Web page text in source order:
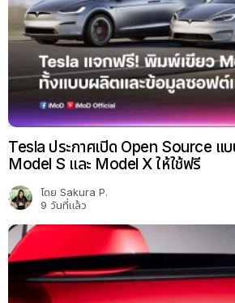
Tesla ประกาศเปิด Open Source แ
Model S และ Model X ให้ใช้ฟรี
โดย Sakura P.
9 วันที่แล้ว